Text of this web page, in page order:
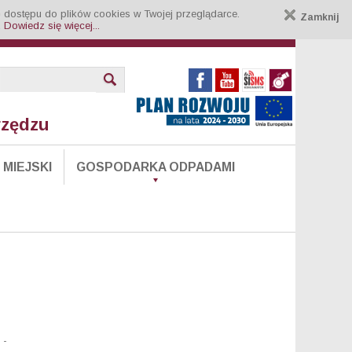
do plików cookies w Twojej przeglądarce. Zamknij
Dowiedz się więcej...
MIEJSKI GOSPODARKA ODPADAMI
-